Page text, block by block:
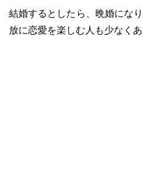
結婚するとしたら、晩婚にな
放に恋愛を楽しむ人も少なくあ